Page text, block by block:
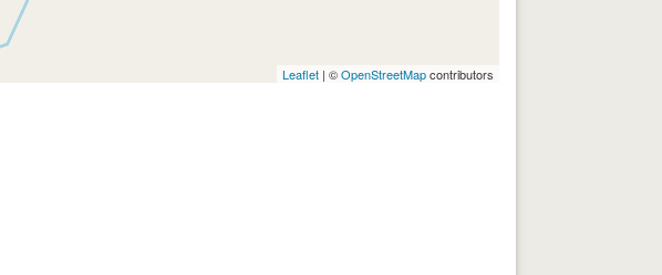
Leaflet | ©OpenStreetMapcontributors